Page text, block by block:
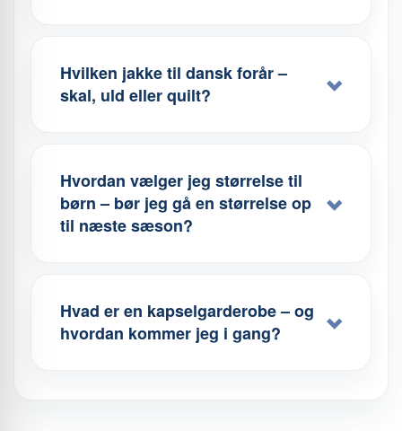
Hvilken jakke til dansk forår –
skal, uld eller quilt?
Hvordan vælger jeg størrelse til
børn – bør jeg gå en størrelse op
til næste sæson?
Hvad er en kapselgarderobe – og
hvordan kommer jeg i gang?